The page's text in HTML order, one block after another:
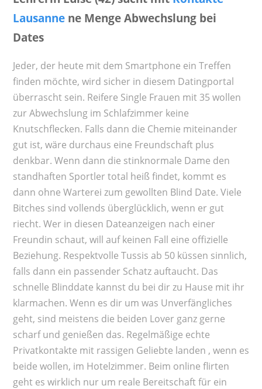
Lausannene Menge Abwechslung bei
Dates
Jeder, der heute mit dem Smartphone ein Treffen
finden möchte, wird sicher in diesem Datingportal
überrascht sein. Reifere Single Frauen mit 35 wollen
zur Abwechslung im Schlafzimmer keine
Knutschflecken. Falls dann die Chemie miteinander
gut ist, wäre durchaus eine Freundschaft plus
denkbar. Wenn dann die stinknormale Dame den
standhaften Sportler total heiß findet, kommt es
dann ohne Warterei zum gewollten Blind Date. Viele
Bitches sind vollends überglücklich, wenn er gut
riecht. Wer in diesen Dateanzeigen nach einer
Freundin schaut, will auf keinen Fall eine offizielle
Beziehung. Respektvolle Tussis ab 50 küssen sinnlich,
falls dann ein passender Schatz auftaucht. Das
schnelle Blinddate kannst du bei dir zu Hause mit ihr
klarmachen. Wenn es dir um was Unverfängliches
geht, sind meistens die beiden Lover ganz gerne
scharf und genießen das. Regelmäßige echte
Privatkontakte mit rassigen Geliebte landen , wenn es
beide wollen, im Hotelzimmer. Beim online flirten
geht es wirklich nur um reale Bereitschaft für ein